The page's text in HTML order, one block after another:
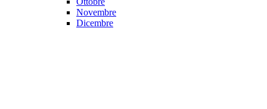
Novembre
Dicembre